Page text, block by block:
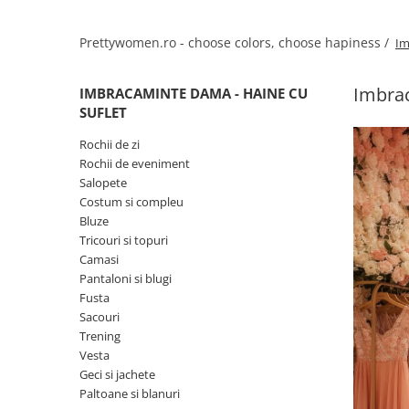
Prettywomen.ro - choose colors, choose hapiness /
IMBRACAMINTE DAMA - HAINE CU
SUFLET
Rochii de zi
Rochii de eveniment
Salopete
Costum si compleu
Bluze
Tricouri si topuri
Camasi
Pantaloni si blugi
Fusta
Sacouri
Trening
Vesta
Geci si jachete
Paltoane si blanuri